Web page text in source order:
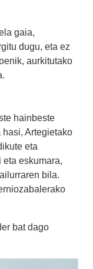
gaia,
dugu, eta ez
aurkitutako
hainbeste
Artegietako
eta
eskumara,
bila.
bat dago